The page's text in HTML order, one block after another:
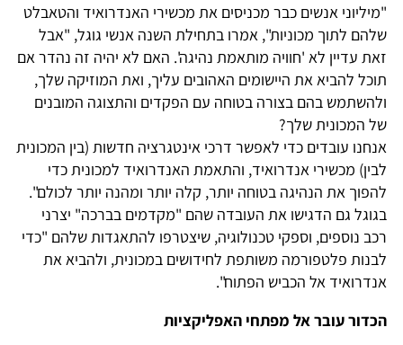
"מיליוני אנשים כבר מכניסים את מכשירי האנדרואיד והטאבלט
שלהם לתוך מכוניות", אמרו בתחילת השנה אנשי גוגל, "אבל
זאת עדיין לא 'חוויה מותאמת נהיגה'. האם לא יהיה זה נהדר אם
תוכל להביא את היישומים האהובים עליך, ואת המוזיקה שלך,
ולהשתמש בהם בצורה בטוחה עם הפקדים והתצוגה המובנים
של המכונית שלך?
אנחנו עובדים כדי לאפשר דרכי אינטגרציה חדשות (בין המכונית
לבין) מכשירי אנדרואיד, והתאמת האנדרואיד למכונית כדי
להפוך את הנהיגה בטוחה יותר, קלה יותר ומהנה יותר לכולם".
בגוגל גם הדגישו את העובדה שהם "מקדמים בברכה" יצרני
רכב נוספים, וספקי טכנולוגיה, שיצטרפו להתאגדות שלהם "כדי
לבנות פלטפורמה משותפת לחידושים במכונית, ולהביא את
אנדרואיד אל הכביש הפתוח".
הכדור עובר אל מפתחי האפליקציות